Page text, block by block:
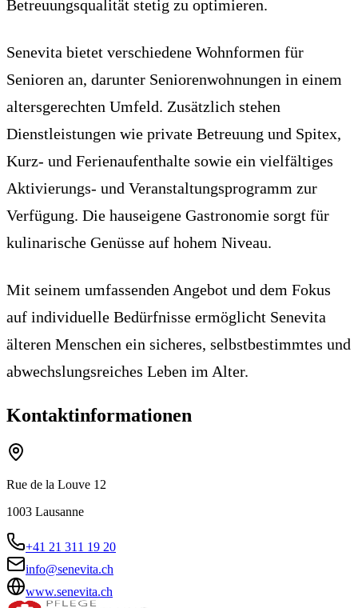
Betreuungsqualität stetig zu optimieren.
Senevita bietet verschiedene Wohnformen für
Senioren an, darunter Seniorenwohnungen in einem
altersgerechten Umfeld. Zusätzlich stehen
Dienstleistungen wie private Betreuung und Spitex,
Kurz- und Ferienaufenthalte sowie ein vielfältiges
Aktivierungs- und Veranstaltungsprogramm zur
Verfügung. Die hauseigene Gastronomie sorgt für
kulinarische Genüsse auf hohem Niveau.
Mit seinem umfassenden Angebot und dem Fokus
auf individuelle Bedürfnisse ermöglicht Senevita
älteren Menschen ein sicheres, selbstbestimmtes und
abwechslungsreiches Leben im Alter.
Kontaktinformationen
Rue de la Louve 12
1003 Lausanne
+41 21 311 19 20
info@senevita.ch
www.senevita.ch